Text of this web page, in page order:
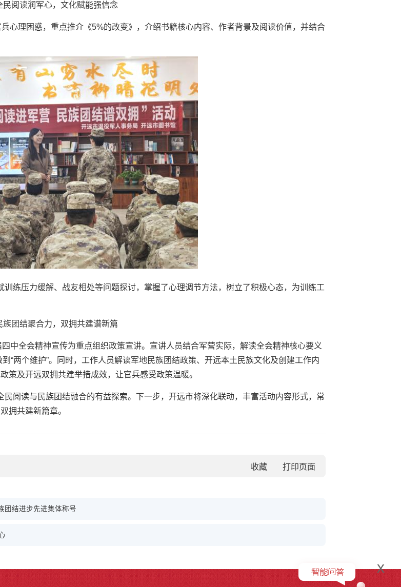
民阅读润军心，文化赋能强信念
心理困惑，重点推介《5%的改变》，介绍书籍核心内容、作者背景及阅读价值，并结合
练压力缓解、战友相处等问题探讨，掌握了心理调节方法，树立了积极心态，为训练工
族团结聚合力，双拥共建谱新篇
中全会精神宣传为重点组织政策宣讲。宣讲人员结合军营实际，解读全会精神核心要义
“两个维护”。同时，工作人员解读军地民族团结政策、开远本土民族文化及创建工作内
策及开远双拥共建举措成效，让官兵感受政策温暖。
阅读与民族团结融合的有益探索。下一步，开远市将深化联动，丰富活动内容形式，常
拥共建新篇章。
收藏
团结进步先进集体称号
x